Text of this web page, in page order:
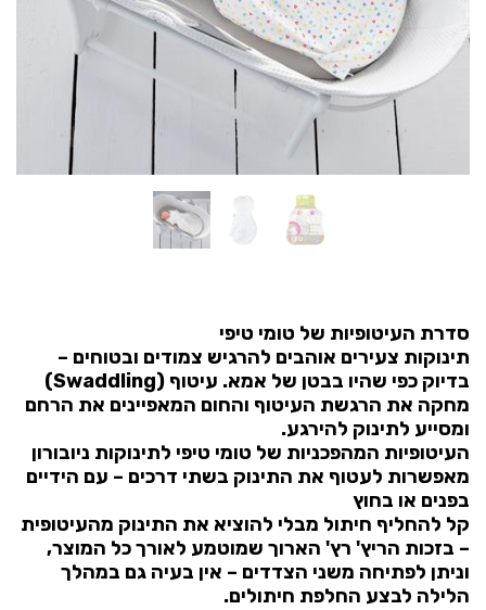
סדרת העיטופיות של טומי טיפי
תינוקות צעירים אוהבים להרגיש צמודים ובטוחים –
בדיוק כפי שהיו בבטן של אמא. עיטוף (Swaddling
)
מחקה את הרגשת העיטוף והחום המאפיינים את הרחם
ומסייע לתינוק להירגע.
העיטופיות המהפכניות של טומי טיפי לתינוקות ניובורון
מאפשרות לעטוף את התינוק בשתי דרכים – עם הידיים
בפנים או בחוץ
קל להחליף חיתול מבלי להוציא את התינוק מהעיטופית
– בזכות הריץ' רץ' הארוך שמוטמע לאורך כל המוצר,
וניתן לפתיחה משני הצדדים – אין בעיה גם במהלך
הלילה לבצע החלפת חיתולים.